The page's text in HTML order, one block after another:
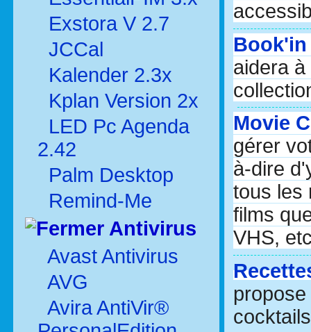
Exstora V 2.7
JCCal
Kalender 2.3x
Kplan Version 2x
LED Pc Agenda
2.42
Palm Desktop
Remind-Me
Antivirus
Avast Antivirus
AVG
Avira AntiVir®
Book'in
aidera
Movie
gérer
à-dire
tous les
films
VHS,
cocktails